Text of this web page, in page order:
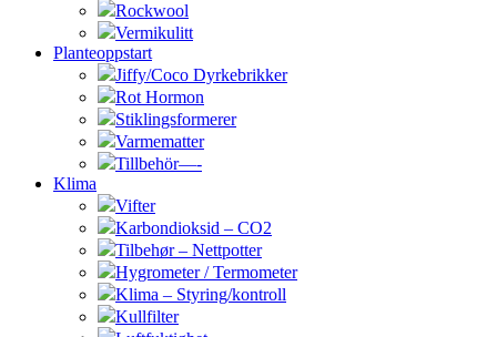
Rockwool
Vermikulitt
Planteoppstart
Jiffy/Coco Dyrkebrikker
Rot Hormon
Stiklingsformerer
Varmematter
Tillbehör—-
Klima
Vifter
Karbondioksid – CO2
Tilbehør – Nettpotter
Hygrometer / Termometer
Klima – Styring/kontroll
Kullfilter